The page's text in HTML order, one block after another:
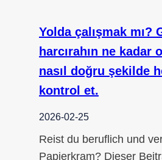
Yolda çalışmak mı?
harcırahın ne kadar
nasıl doğru şekilde
kontrol et.
2026-02-25
Reist du beruflich und
Papierkram? Dieser